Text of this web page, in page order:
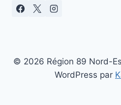
© 2026 Région 89 Nord-
WordPress par